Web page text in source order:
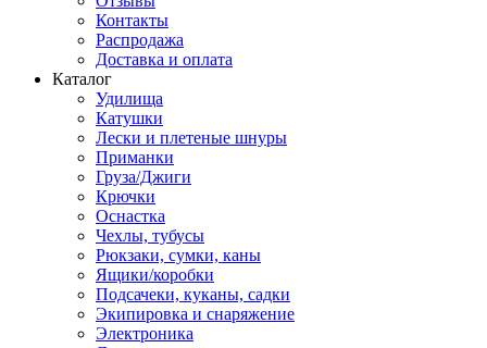
Контакты
Распродажа
Доставка и оплата
Каталог
Удилища
Катушки
Лески и плетеные шнуры
Приманки
Груза/Джиги
Крючки
Оснастка
Чехлы, тубусы
Рюкзаки, сумки, каны
Ящики/коробки
Подсачеки, куканы, садки
Экипировка и снаряжение
Электроника